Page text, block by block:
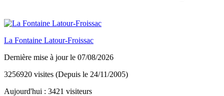
La Fontaine Latour-Froissac
Dernière mise à jour le 07/08/2026
3256920 visites (Depuis le 24/11/2005)
Aujourd'hui : 3421 visiteurs